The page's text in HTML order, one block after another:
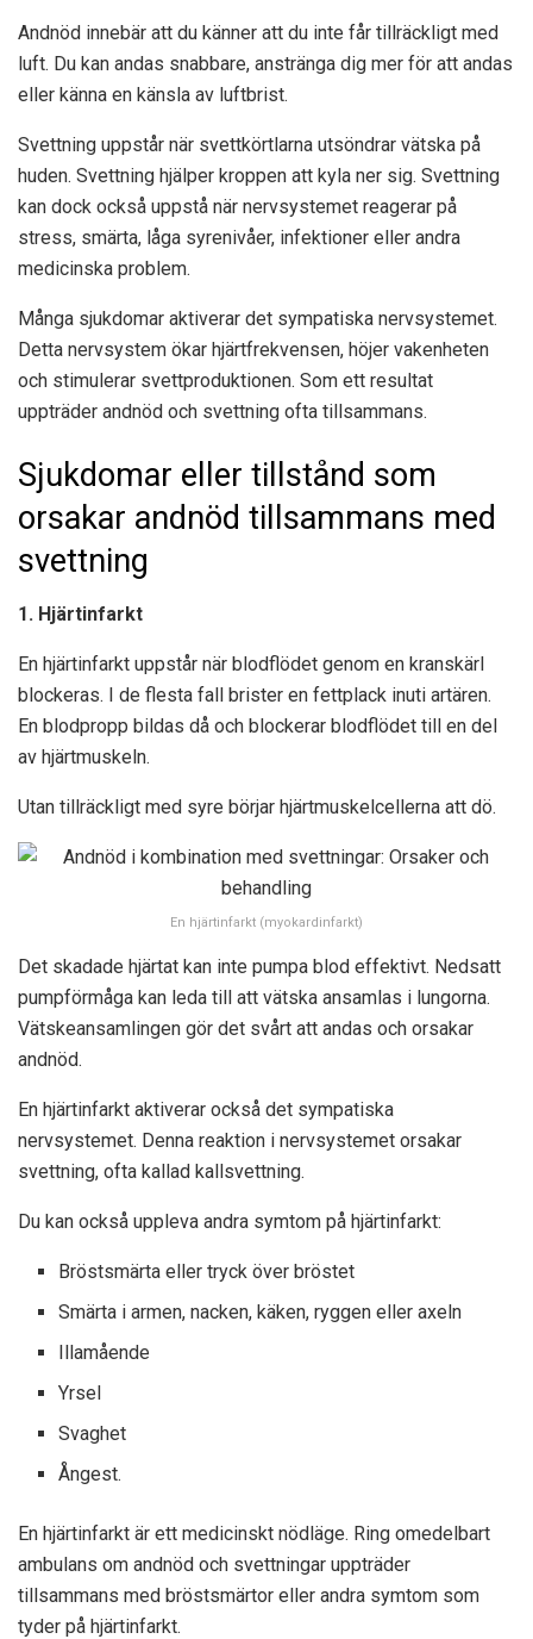
Andnöd innebär att du känner att du inte får tillräckligt med
luft. Du kan andas snabbare, anstränga dig mer för att andas
eller känna en känsla av luftbrist.
Svettning uppstår när svettkörtlarna utsöndrar vätska på
huden. Svettning hjälper kroppen att kyla ner sig. Svettning
kan dock också uppstå när nervsystemet reagerar på
stress, smärta, låga syrenivåer, infektioner eller andra
medicinska problem.
Många sjukdomar aktiverar det sympatiska nervsystemet.
Detta nervsystem ökar hjärtfrekvensen, höjer vakenheten
och stimulerar svettproduktionen. Som ett resultat
uppträder andnöd och svettning ofta tillsammans.
Sjukdomar eller tillstånd som
orsakar andnöd tillsammans med
svettning
1. Hjärtinfarkt
En hjärtinfarkt uppstår när blodflödet genom en kranskärl
blockeras. I de flesta fall brister en fettplack inuti artären.
En blodpropp bildas då och blockerar blodflödet till en del
av hjärtmuskeln.
Utan tillräckligt med syre börjar hjärtmuskelcellerna att dö.
En hjärtinfarkt (myokardinfarkt)
Det skadade hjärtat kan inte pumpa blod effektivt. Nedsatt
pumpförmåga kan leda till att vätska ansamlas i lungorna.
Vätskeansamlingen gör det svårt att andas och orsakar
andnöd.
En hjärtinfarkt aktiverar också det sympatiska
nervsystemet. Denna reaktion i nervsystemet orsakar
svettning, ofta kallad kallsvettning.
Du kan också uppleva andra symtom på hjärtinfarkt:
Bröstsmärta eller tryck över bröstet
Smärta i armen, nacken, käken, ryggen eller axeln
Illamående
Yrsel
Svaghet
Ångest.
En hjärtinfarkt är ett medicinskt nödläge. Ring omedelbart
ambulans om andnöd och svettningar uppträder
tillsammans med bröstsmärtor eller andra symtom som
tyder på hjärtinfarkt.